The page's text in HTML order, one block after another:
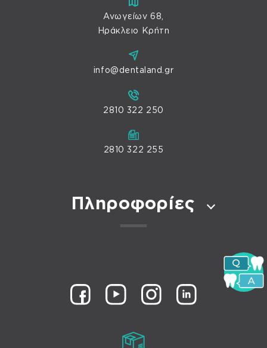
Ανωγείων 68,
Ηράκλειο Κρήτη
info@dentaland.gr
2810 322 250
2810 322 255
Πληροφορίες